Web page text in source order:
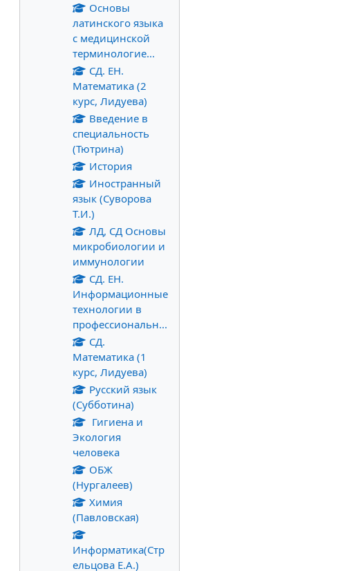
Основы
латинского языка
с медицинской
терминологие...
СД. ЕН.
Математика (2
курс, Лидуева)
Введение в
специальность
(Тютрина)
История
Иностранный
язык (Суворова
Т.И.)
ЛД, СД Основы
микробиологии и
иммунологии
СД. ЕН.
Информационные
технологии в
профессиональн...
СД.
Математика (1
курс, Лидуева)
Русский язык
(Субботина)
Гигиена и
Экология
человека
ОБЖ
(Нургалеев)
Химия
(Павловская)
Информатика(Стр
ельцова Е.А.)